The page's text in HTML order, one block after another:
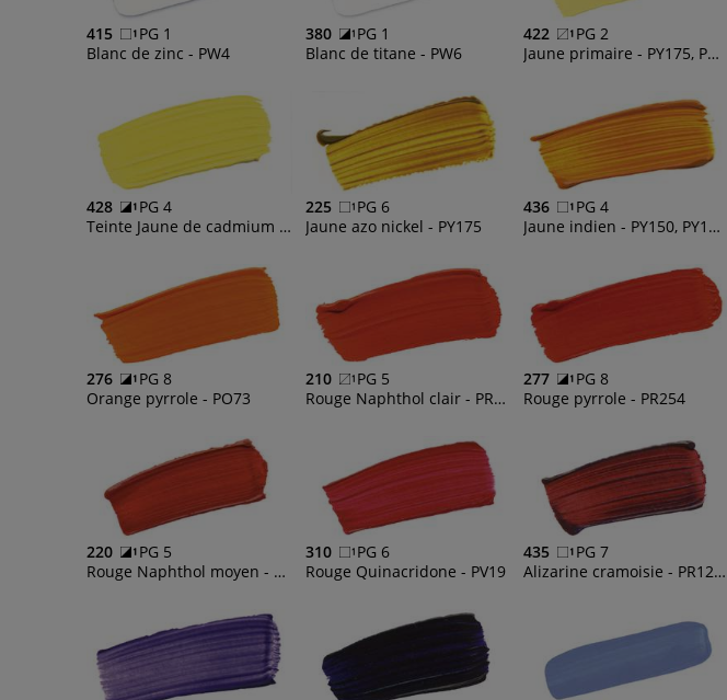
415
PG 1
Blanc de zinc - PW4
380
PG 1
Blanc de titane - PW6
422
PG 2
Jaune primaire - PY175, PW6, PY74
428
PG 4
Teinte Jaune de cadmium moyen - PY74, PY175, PY83
225
PG 6
Jaune azo nickel - PY175
436
PG 4
Jaune indien - PY150, PY175, PR206
276
PG 8
Orange pyrrole - PO73
210
PG 5
Rouge Naphthol clair - PR112
277
PG 8
Rouge pyrrole - PR254
220
PG 5
Rouge Naphthol moyen - PR5
310
PG 6
Rouge Quinacridone - PV19
435
PG 7
Alizarine cramoisie - PR122, PY150, PG7